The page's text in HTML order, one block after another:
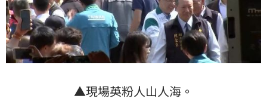
▲現場英粉人山人海。